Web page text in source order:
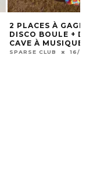
2 PLACES À
DISCO BOULE +
CAVE À
SPARSE CLUB 16/